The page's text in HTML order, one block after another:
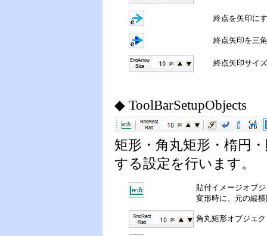
終点を矢印に
終点矢印を三
終点矢印サイ
◆ ToolBarSetupObjects
矩形・角丸矩形・楕円
する設定を行います。
貼付イメージオブ
変形時に、元の縦
角丸矩形オブジェ